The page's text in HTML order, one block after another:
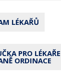
LÉKAŘŮ
PRO
ORDINACE